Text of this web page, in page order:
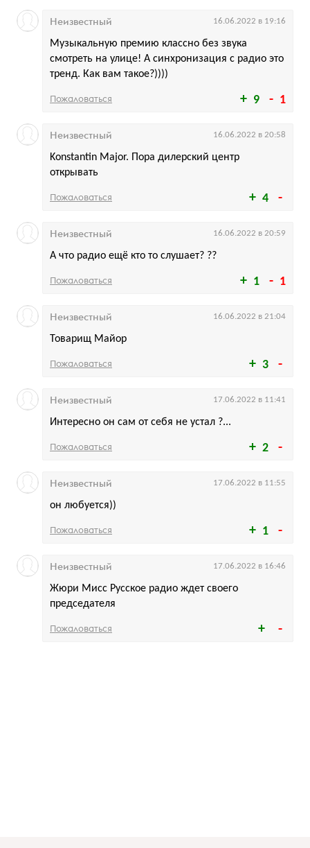
9 1
Музыкальную премию классно без звука
смотреть на улице! А синхронизация с радио это
тренд. Как вам такое?))))
Неизвестный 16.06.2022 в 19:16
Пожаловаться
4
Konstantin Major. Пора дилерский центр
открывать
Неизвестный 16.06.2022 в 20:58
Пожаловаться
1 1
А что радио ещё кто то слушает? ??
Неизвестный 16.06.2022 в 20:59
Пожаловаться
3
Товарищ Майор
Неизвестный 16.06.2022 в 21:04
Пожаловаться
2
Интересно он сам от себя не устал ?...
Неизвестный 17.06.2022 в 11:41
Пожаловаться
1
он любуется))
Неизвестный 17.06.2022 в 11:55
Пожаловаться
Жюри Мисс Русское радио ждет своего
председателя
Неизвестный 17.06.2022 в 16:46
Пожаловаться